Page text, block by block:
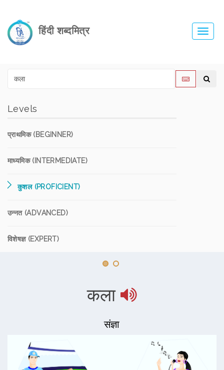
हिंदी शब्दमित्र
Levels
प्राथमिक (BEGINNER)
माध्यमिक (INTERMEDIATE)
कुशल (PROFICIENT)
उन्नत (ADVANCED)
विशेषज्ञ (EXPERT)
कला
संज्ञा